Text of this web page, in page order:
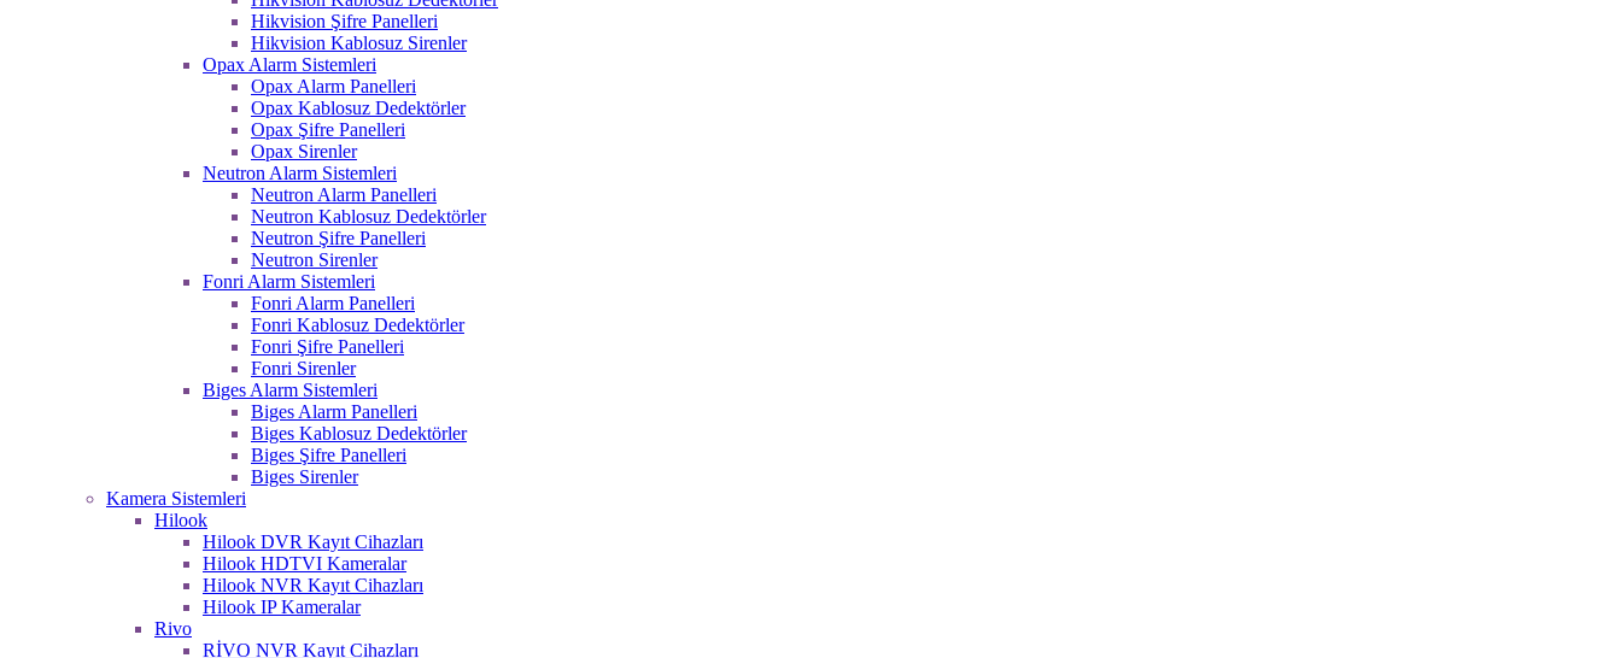
Hikvision Şifre Panelleri
Hikvision Kablosuz Sirenler
Opax Alarm Sistemleri
Opax Alarm Panelleri
Opax Kablosuz Dedektörler
Opax Şifre Panelleri
Opax Sirenler
Neutron Alarm Sistemleri
Neutron Alarm Panelleri
Neutron Kablosuz Dedektörler
Neutron Şifre Panelleri
Neutron Sirenler
Fonri Alarm Sistemleri
Fonri Alarm Panelleri
Fonri Kablosuz Dedektörler
Fonri Şifre Panelleri
Fonri Sirenler
Biges Alarm Sistemleri
Biges Alarm Panelleri
Biges Kablosuz Dedektörler
Biges Şifre Panelleri
Biges Sirenler
Kamera Sistemleri
Hilook
Hilook DVR Kayıt Cihazları
Hilook HDTVI Kameralar
Hilook NVR Kayıt Cihazları
Hilook IP Kameralar
Rivo
RİVO NVR Kayıt Cihazları